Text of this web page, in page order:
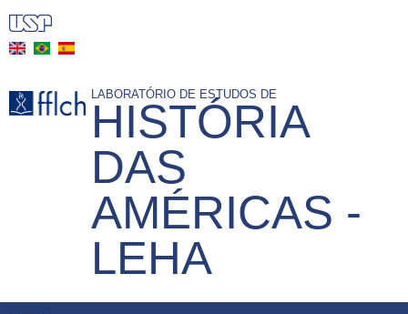
Skip
content
LABORATÓRIO DE ESTUDOS DE
HISTÓRIA
DAS
AMÉRICAS -
LEHA